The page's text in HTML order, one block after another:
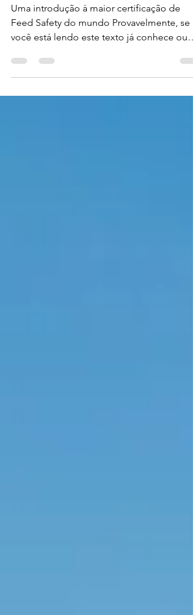
FSA
Uma introdução à maior certificação de
você está lendo este texto já conhece ou
pelo menos ouviu...